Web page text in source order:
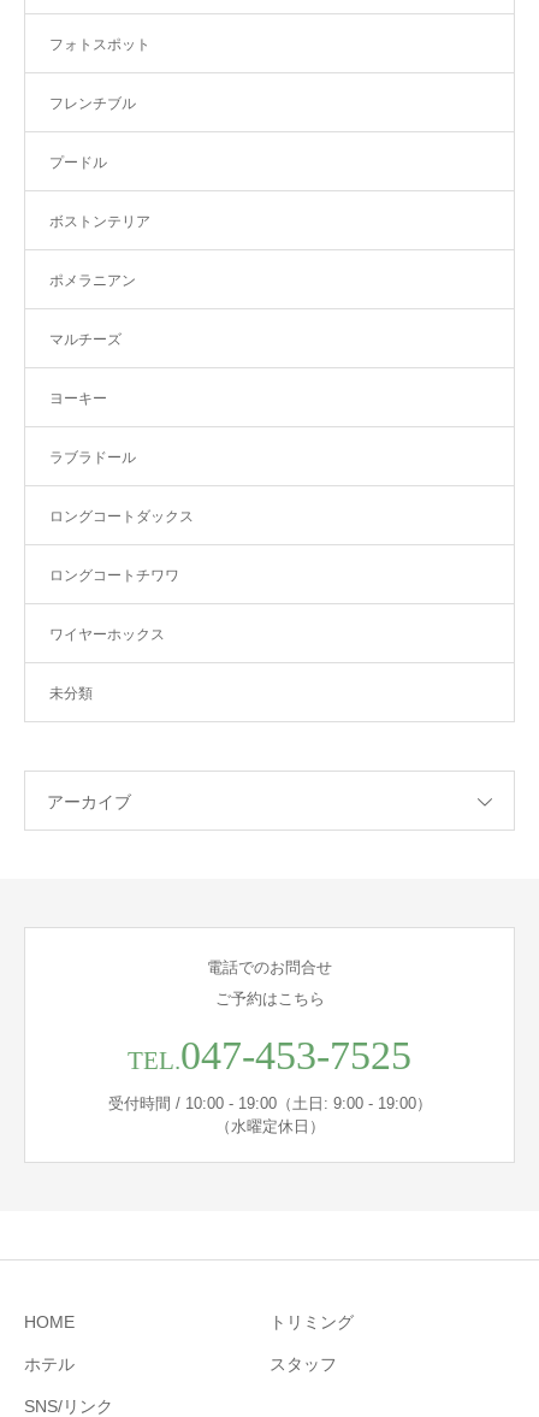
フォトスポット
フレンチブル
プードル
ボストンテリア
ポメラニアン
マルチーズ
ヨーキー
ラブラドール
ロングコートダックス
ロングコートチワワ
ワイヤーホックス
未分類
アーカイブ
電話でのお問合せ
ご予約はこちら
TEL.047-453-7525
受付時間 / 10:00 - 19:00（土日: 9:00 - 19:00）
（水曜定休日）
HOME トリミング
ホテル スタッフ
SNS/リンク